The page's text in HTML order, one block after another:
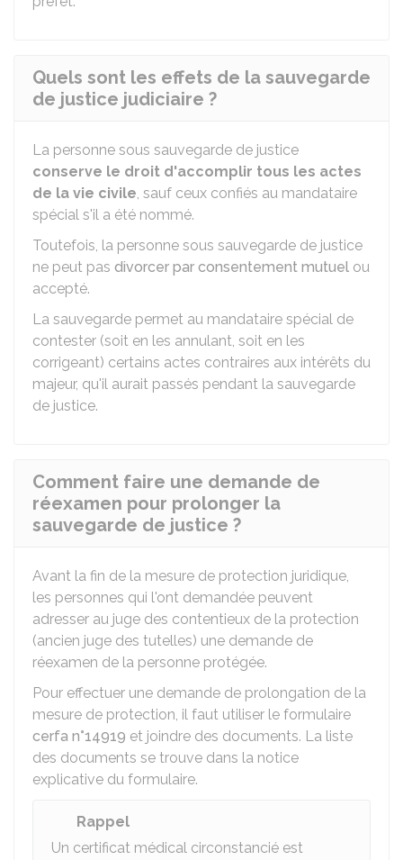
Quels sont les effets de la sauvegarde
de justice judiciaire ?
La personne sous sauvegarde de justice
conserve le droit d'accomplir tous les actes
de la vie civile, sauf ceux confiés au mandataire
spécial s'il a été nommé.
Toutefois, la personne sous sauvegarde de justice
ne peut pas divorcer par consentement mutuel ou
accepté.
La sauvegarde permet au mandataire spécial de
contester (soit en les annulant, soit en les
corrigeant) certains actes contraires aux intérêts du
majeur, qu'il aurait passés pendant la sauvegarde
de justice.
Comment faire une demande de
réexamen pour prolonger la
sauvegarde de justice ?
Avant la fin de la mesure de protection juridique,
les personnes qui l'ont demandée peuvent
adresser au juge des contentieux de la protection
(ancien juge des tutelles) une demande de
réexamen de la personne protégée.
Pour effectuer une demande de prolongation de la
mesure de protection, il faut utiliser le formulaire
cerfa n°14919 et joindre des documents. La liste
des documents se trouve dans la notice
explicative du formulaire.
Rappel
Un certificat médical circonstancié est